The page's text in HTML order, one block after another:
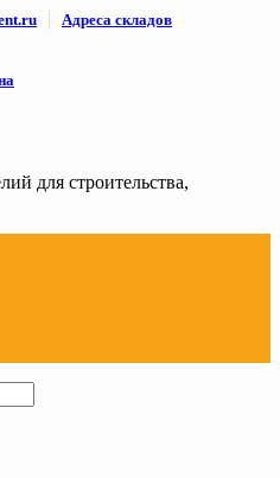
Адреса складов
для строительства,